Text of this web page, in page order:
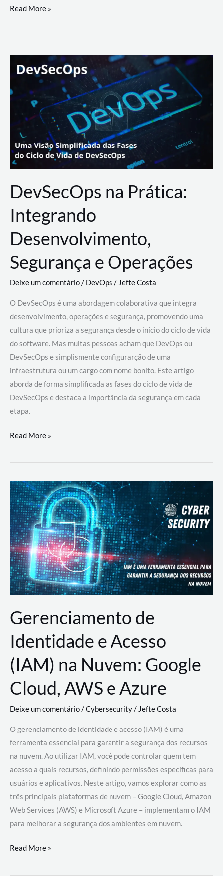
workflows
teste
palyer
Lance
Rural
Read More »
DevSecOps na Prática:
Integrando
Desenvolvimento,
Segurança e Operações
Deixe um comentário/ DevOps /Jefte Costa
O DevSecOps é uma abordagem colaborativa que integra
desenvolvimento, operações e segurança, promovendo uma
cultura que prioriza a segurança desde o início do ciclo de vida
do software. Mas muitas pessoas acham que DevOps ou
DevSecOps e simplismente configurarção de uma
infraestrutura ou um cargo com nome bonito. Este artigo
aborda de forma simplificada as fases do ciclo de vida de
DevSecOps e destaca a importância da segurança em cada
etapa.
DevSecOps
Prática:
Desenvolvimento,
Segurança
e
Operações
Read More »
Gerenciamento de
Identidade e Acesso
(IAM) na Nuvem: Google
Cloud, AWS e Azure
Deixe um comentário/Cybersecurity/ Jefte Costa
O gerenciamento de identidade e acesso (IAM) é uma
ferramenta essencial para garantir a segurança dos recursos
na nuvem. Ao utilizar IAM, você pode controlar quem tem
acesso a quais recursos, definindo permissões específicas para
usuários e aplicativos. Neste artigo, vamos explorar como as
três principais plataformas de nuvem – Google Cloud, Amazon
Web Services (AWS) e Microsoft Azure – implementam o IAM
para melhorar a segurança dos ambientes em nuvem.
Gerenciamento
Read More »